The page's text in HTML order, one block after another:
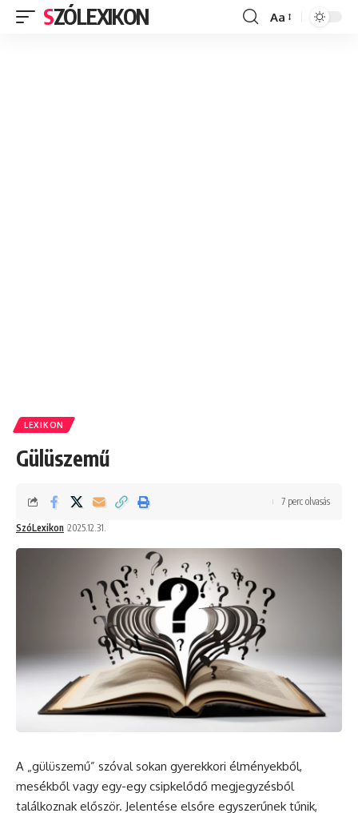
SZÓLEXIKON
Font
Aa
LEXIKON
Gülüszemű
SzóLexikon 2025.12.31.
7 perc olvasás
A „gülüszemű” szóval sokan gyerekkori élményekből,
mesékből vagy egy-egy csipkelődő megjegyzésből
találkoznak először. Jelentése elsőre egyszerűnek tűnik,